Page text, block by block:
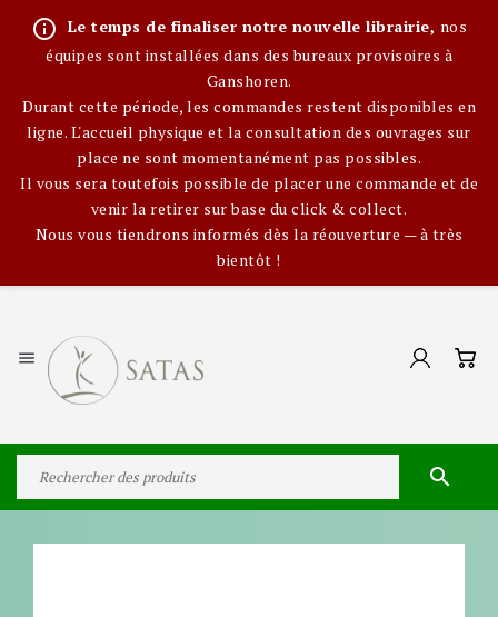
info_outline Le temps de finaliser notre nouvelle librairie, nos
équipes sont installées dans des bureaux provisoires à
Ganshoren.
Durant cette période, les commandes restent disponibles en
ligne. L'accueil physique et la consultation des ouvrages sur
place ne sont momentanément pas possibles.
Il vous sera toutefois possible de placer une commande et de
venir la retirer sur base du click & collect.
Nous vous tiendrons informés dès la réouverture — à très
bientôt !

